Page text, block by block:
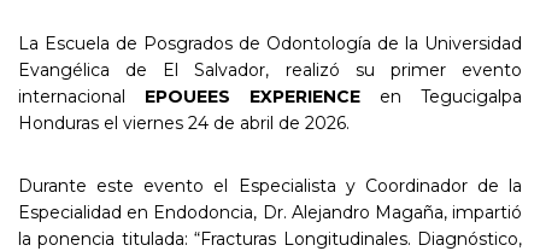
La Escuela de Posgrados de Odontología de la Universidad
Evangélica de El Salvador, realizó su primer evento
internacional EPOUEES EXPERIENCE en Tegucigalpa
Honduras el viernes 24 de abril de 2026.
Durante este evento el Especialista y Coordinador de la
Especialidad en Endodoncia, Dr. Alejandro Magaña, impartió
la ponencia titulada: “Fracturas Longitudinales. Diagnóstico,